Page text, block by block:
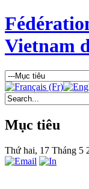
Vietnam
Mục tiêu
Thứ hai, 17 Tháng 5